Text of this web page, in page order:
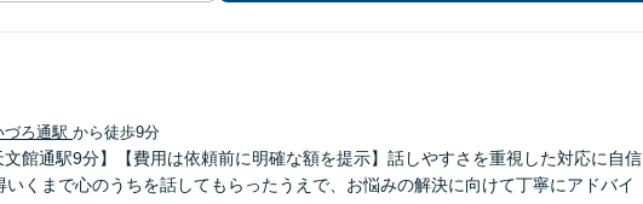
づろ通駅 から徒歩9分
文館通駅9分】【費用は依頼前に明確な額を提示】話しやすさを重視した対応に自信
いくまで心のうちを話してもらったうえで、お悩みの解決に向けて丁寧にアドバイ